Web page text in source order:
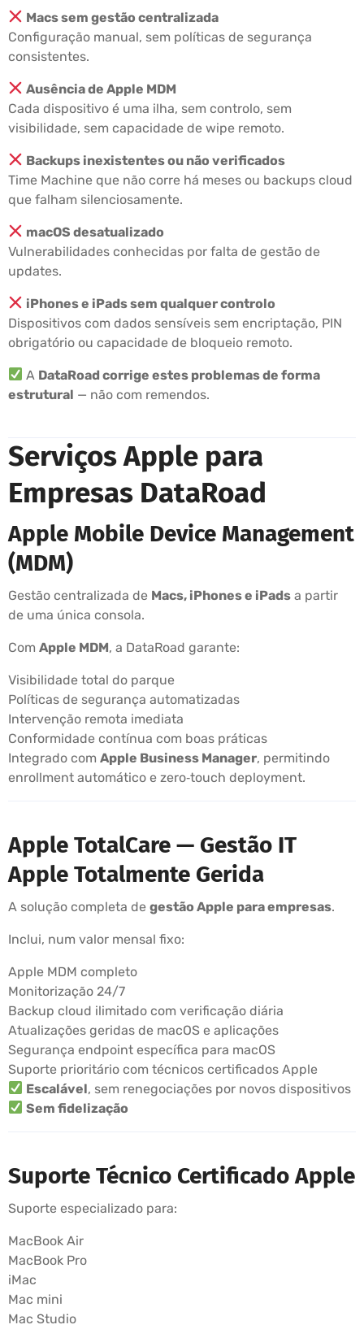
Macs sem gestão centralizada
Configuração manual, sem políticas de segurança
consistentes.
Ausência de Apple MDM
Cada dispositivo é uma ilha, sem controlo, sem
visibilidade, sem capacidade de wipe remoto.
Backups inexistentes ou não verificados
Time Machine que não corre há meses ou backups cloud
que falham silenciosamente.
macOS desatualizado
Vulnerabilidades conhecidas por falta de gestão de
updates.
iPhones e iPads sem qualquer controlo
Dispositivos com dados sensíveis sem encriptação, PIN
obrigatório ou capacidade de bloqueio remoto.
A DataRoad corrige estes problemas de forma
estrutural — não com remendos.
Serviços Apple para
Empresas DataRoad
Apple Mobile Device Management
(MDM)
Gestão centralizada de Macs, iPhones e iPads a partir
de uma única consola.
Com Apple MDM, a DataRoad garante:
Visibilidade total do parque
Políticas de segurança automatizadas
Intervenção remota imediata
Conformidade contínua com boas práticas
Integrado com Apple Business Manager, permitindo
enrollment automático e zero‑touch deployment.
Apple TotalCare — Gestão IT
Apple Totalmente Gerida
A solução completa de gestão Apple para empresas.
Inclui, num valor mensal fixo:
Apple MDM completo
Monitorização 24/7
Backup cloud ilimitado com verificação diária
Atualizações geridas de macOS e aplicações
Segurança endpoint específica para macOS
Suporte prioritário com técnicos certificados Apple
Escalável, sem renegociações por novos dispositivos
Sem fidelização
Suporte Técnico Certificado Apple
Suporte especializado para:
MacBook Air
MacBook Pro
iMac
Mac mini
Mac Studio